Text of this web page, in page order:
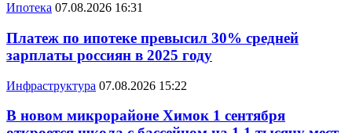
Ипотека 07.08.2026 16:31
Платеж по ипотеке превысил 30% средней
зарплаты россиян в 2025 году
Инфраструктура 07.08.2026 15:22
В новом микрорайоне Химок 1 сентября